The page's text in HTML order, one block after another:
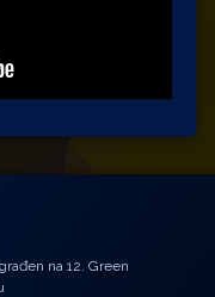
na 12. Green